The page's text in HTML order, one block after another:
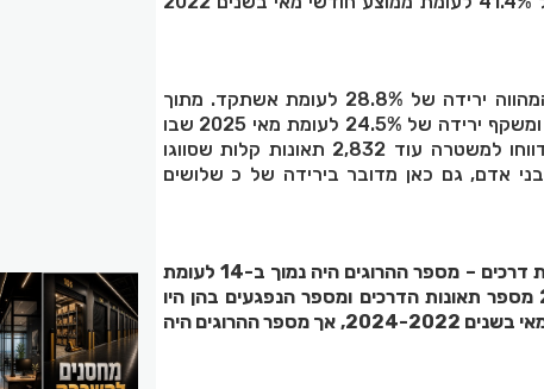
סך הנפגעים הכללי במאי עמד על 882 בני אדם, המהווה ירידה של 28.8% לעומת אשתקד. מתוך
הנפגעים, 194 נפצעו באורח קשה, נתון המציג שיפור ומשקף ירידה של 24.5% לעומת מאי 2025 שבו
נפצעו קשה 257 בני אדם. בנוסף, במהלך החודש דווחו למשטרה עוד 2,832 תאונות קלות שסווגו
כתיקי כללי עם נפגעים קל, ובהן נפגעו קל 3,583 בני אדם, גם כאן מדובר בירידה של כ שלושים
בחודשים ינואר-מאי 2026 נהרגו 179 אנשים בתאונות דרכים – מספר ההרוגים היה נמוך ב-14 לעומת
2026 מספר תאונות הדרכים ומספר הנפגעים בהן היו
מאי בשנים 2024-2022, אך מספר ההרוגים היה